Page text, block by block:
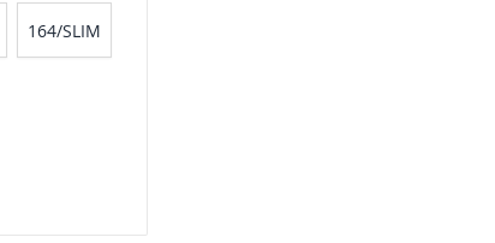
164/SLIM